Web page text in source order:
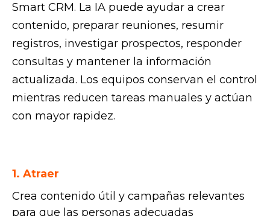
Smart CRM. La IA puede ayudar a crear
contenido, preparar reuniones, resumir
registros, investigar prospectos, responder
consultas y mantener la información
actualizada. Los equipos conservan el control
mientras reducen tareas manuales y actúan
con mayor rapidez.
1. Atraer
Crea contenido útil y campañas relevantes
para que las personas adecuadas